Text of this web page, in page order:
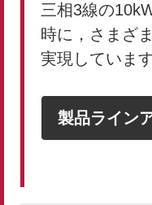
三相3線の
時に，さまざ
実現しています
製品ライン